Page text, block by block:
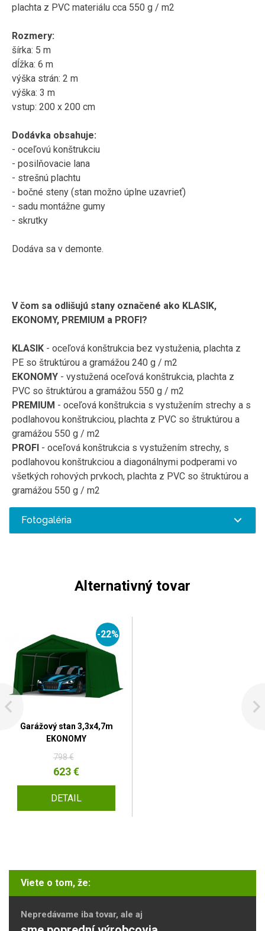
plachta z PVC materiálu cca 550 g / m2
Rozmery:
šírka: 5 m
dĺžka: 6 m
výška strán: 2 m
výška: 3 m
vstup: 200 x 200 cm
Dodávka obsahuje:
- oceľovú konštrukciu
- posilňovacie lana
- strešnú plachtu
- bočné steny (stan možno úplne uzavrieť)
- sadu montážne gumy
- skrutky
Dodáva sa v demonte.
V čom sa odlišujú stany označené ako KLASIK,
EKONOMY, PREMIUM a PROFI?
KLASIK - oceľová konštrukcia bez vystuženia, plachta z
PE so štruktúrou a gramážou 240 g / m2
EKONOMY - vystužená oceľová konštrukcia, plachta z
PVC so štruktúrou a gramážou 550 g / m2
PREMIUM - oceľová konštrukcia s vystužením strechy a s
podlahovou konštrukciou, plachta z PVC so štruktúrou a
gramážou 550 g / m2
PROFI - oceľová konštrukcia s vystužením strechy, s
podlahovou konštrukciou a diagonálnymi podperami vo
všetkých rohových prvkoch, plachta z PVC so štruktúrou a
gramážou 550 g / m2
Fotogaléria
Alternativný tovar
-22%
Garážový stan 3,3x4,7m
EKONOMY
798 €
623 €
DETAIL
Viete o tom, že:
Nepredávame iba tovar, ale aj